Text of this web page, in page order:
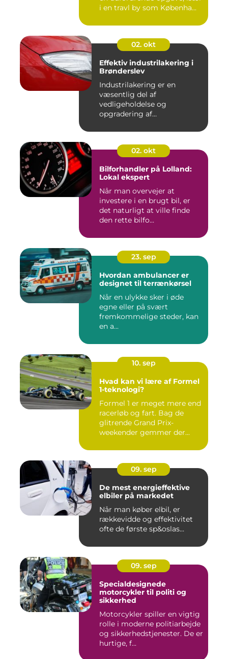
i en travl by som Københa...
02. okt
Effektiv industrilakering i
Brønderslev
Industrilakering er en
væsentlig del af
vedligeholdelse og
opgradering af
02. okt
Bilforhandler på Lolland:
Lokal ekspert
Når man overvejer at
investere i en brugt bil, er
det naturligt at ville finde
den rette bilfo...
23. sep
Hvordan ambulancer er
designet til terrænkørsel
Når en ulykke sker i øde
egne eller på svært
fremkommelige steder, kan
en a...
10. sep
Hvad kan vi lære af Formel
1-teknologi?
Formel 1 er meget mere end
racerløb og fart. Bag de
glitrende Grand Prix-
weekender gemmer der...
09. sep
De mest energieffektive
elbiler på markedet
Når man køber elbil, er
rækkevidde og effektivitet
ofte de første sp&oslas...
09. sep
Specialdesignede
motorcykler til politi og
sikkerhed
Motorcykler spiller en vigtig
rolle i moderne politiarbejde
og sikkerhedstjenester. De er
hurtige, f...